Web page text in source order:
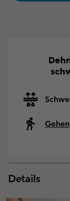
Gehen
Details